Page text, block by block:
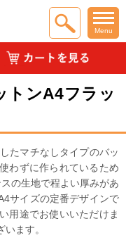
Menu
トンA4フラッ
たマチなしタイプのバッ
わずに作られているため
の生地で程よい厚みがあ
サイズの定番デザインで
用途でお使いいただけま
ます。